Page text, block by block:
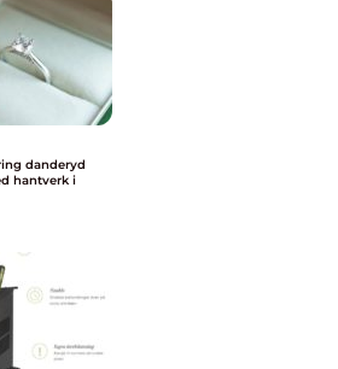
danderyd
hantverk i